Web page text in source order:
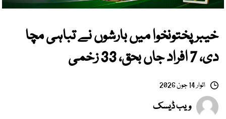
خیبرپختونخوا میں بارشوں نے تباہی مچا
دی، 7 افراد جاں بحق، 33 زخمی
اتوار 14 جون 2026
ویب ڈیسک